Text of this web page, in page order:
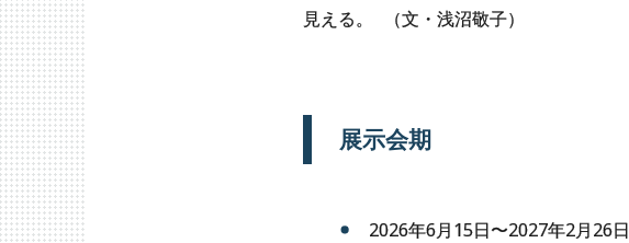
見える。
（文・浅沼敬子）
展示会期
2026年6月15日〜2027年2月26日